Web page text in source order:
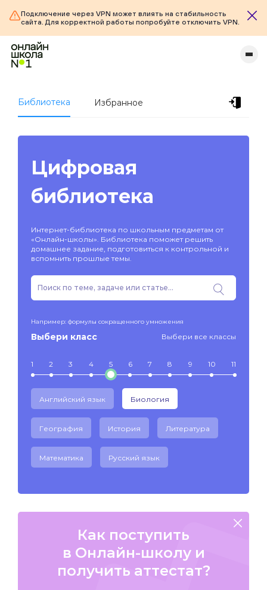
Подключение через VPN может влиять на стабильность
сайта. Для корректной работы попробуйте отключить VPN.
Библиотека Избранное
Цифровая
библиотека
Интернет-библиотека по школьным предметам от
«Онлайн-школы». Библиотека поможет решить
домашнее задание, подготовиться к контрольной и
вспомнить прошлые темы.
Например: формулы сокращенного умножения
Выбери класс Выбери все классы
1 2 3 4 5 6 7 8 9 10 11
Английский язык Биология
География История Литература
Математика Русский язык
Как поступить
в Онлайн-школу и
получить аттестат?